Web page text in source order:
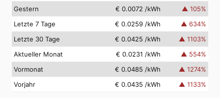
Gestern
€ 0.0072 /kWh ▲ 105%
Letzte 7 Tage
€ 0.0259 /kWh ▲ 634%
Letzte 30 Tage
€ 0.0425 /kWh ▲ 1103%
Aktueller Monat
€ 0.0231 /kWh ▲ 554%
Vormonat
€ 0.0485 /kWh ▲ 1274%
Vorjahr
€ 0.0435 /kWh ▲ 1133%